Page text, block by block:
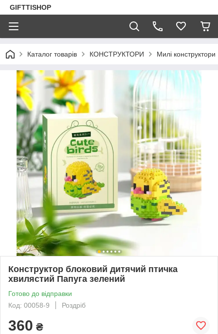
GIFTTISHOP
Каталог товарів КОНСТРУКТОРИ Милі конструктори
Конструктор блоковий дитячий птичка
хвилястий Папуга зелений
Готово до відправки
Код: 00058-9
Роздріб
360 ₴